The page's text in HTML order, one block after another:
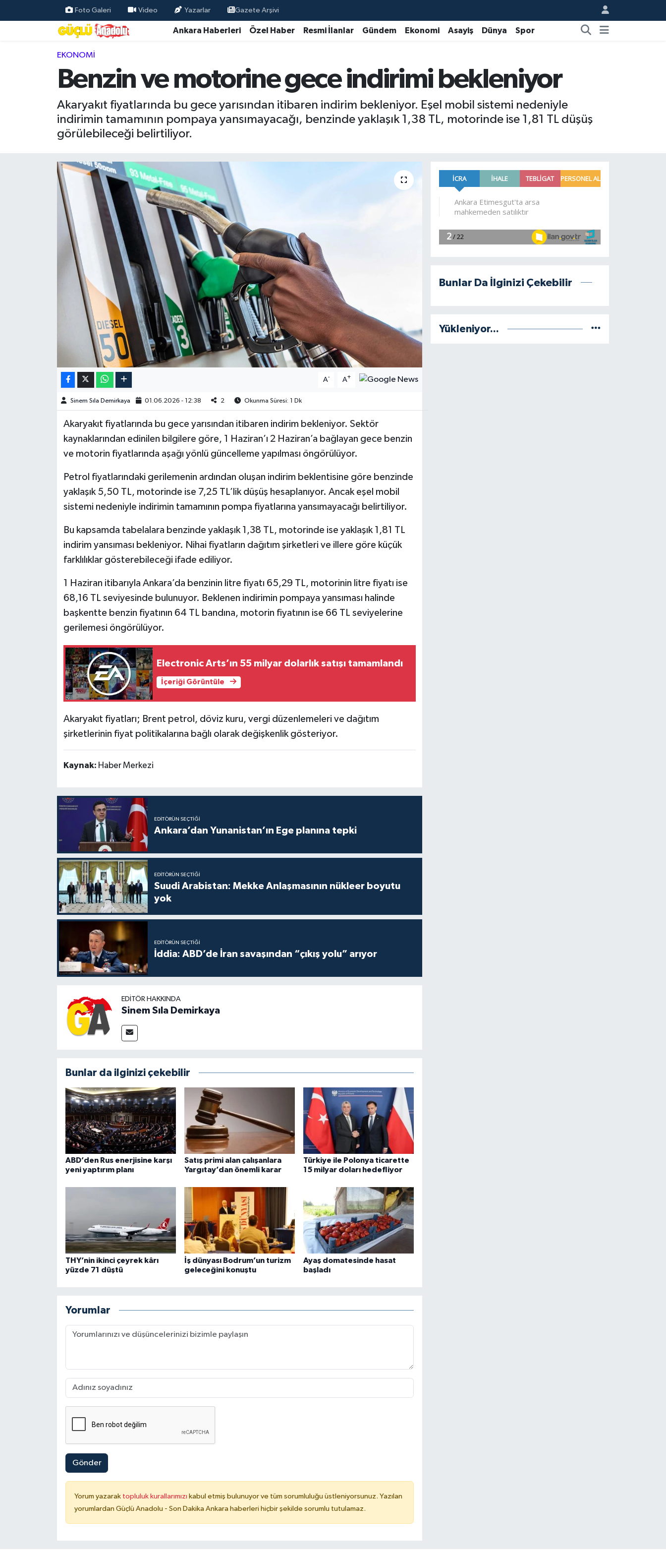
Foto Galeri Video Yazarlar Gazete Arşivi
Ankara Haberleri Özel Haber Resmi İlanlar Gündem Ekonomi Asayiş Dünya Spor
EKONOMI
Benzin ve motorine gece indirimi bekleniyor
Akaryakıt fiyatlarında bu gece yarısından itibaren indirim bekleniyor. Eşel mobil sistemi nedeniyle
indirimin tamamının pompaya yansımayacağı, benzinde yaklaşık 1,38 TL, motorinde ise 1,81 TL düşüş
görülebileceği belirtiliyor.
A- A+
Sinem Sıla Demirkaya 01.06.2026 - 12:38 2 Okunma Süresi: 1 Dk
Akaryakıt fiyatlarında bu gece yarısından itibaren indirim bekleniyor. Sektör
kaynaklarından edinilen bilgilere göre, 1 Haziran’ı 2 Haziran’a bağlayan gece benzin
ve motorin fiyatlarında aşağı yönlü güncelleme yapılması öngörülüyor.
Petrol fiyatlarındaki gerilemenin ardından oluşan indirim beklentisine göre benzinde
yaklaşık 5,50 TL, motorinde ise 7,25 TL’lik düşüş hesaplanıyor. Ancak eşel mobil
sistemi nedeniyle indirimin tamamının pompa fiyatlarına yansımayacağı belirtiliyor.
Bu kapsamda tabelalara benzinde yaklaşık 1,38 TL, motorinde ise yaklaşık 1,81 TL
indirim yansıması bekleniyor. Nihai fiyatların dağıtım şirketleri ve illere göre küçük
farklılıklar gösterebileceği ifade ediliyor.
1 Haziran itibarıyla Ankara’da benzinin litre fiyatı 65,29 TL, motorinin litre fiyatı ise
68,16 TL seviyesinde bulunuyor. Beklenen indirimin pompaya yansıması halinde
başkentte benzin fiyatının 64 TL bandına, motorin fiyatının ise 66 TL seviyelerine
gerilemesi öngörülüyor.
Electronic Arts’ın 55 milyar dolarlık satışı tamamlandı
İçeriği Görüntüle
Akaryakıt fiyatları; Brent petrol, döviz kuru, vergi düzenlemeleri ve dağıtım
şirketlerinin fiyat politikalarına bağlı olarak değişkenlik gösteriyor.
Kaynak: Haber Merkezi
EDITÖRÜN SEÇTIĞI
Ankara’dan Yunanistan’ın Ege planına tepki
EDITÖRÜN SEÇTIĞI
Suudi Arabistan: Mekke Anlaşmasının nükleer boyutu
yok
EDITÖRÜN SEÇTIĞI
İddia: ABD’de İran savaşından “çıkış yolu” arıyor
EDITÖR HAKKINDA
Sinem Sıla Demirkaya
Bunlar da ilginizi çekebilir
ABD’den Rus enerjisine karşı
yeni yaptırım planı
Satış primi alan çalışanlara
Yargıtay’dan önemli karar
Türkiye ile Polonya ticarette
15 milyar doları hedefliyor
THY’nin ikinci çeyrek kârı
yüzde 71 düştü
İş dünyası Bodrum’un turizm
geleceğini konuştu
Ayaş domatesinde hasat
başladı
Yorumlar
Gönder
Yorum yazarak topluluk kurallarımızı kabul etmiş bulunuyor ve tüm sorumluluğu üstleniyorsunuz. Yazılan
yorumlardan Güçlü Anadolu - Son Dakika Ankara haberleri hiçbir şekilde sorumlu tutulamaz.
Bunlar Da İlginizi Çekebilir
Yükleniyor...
Özel Haber
Resmi İlanlar
Ekonomi
Gündem
Burç Yorumları
Teknoloji
Yaşam-Çevre